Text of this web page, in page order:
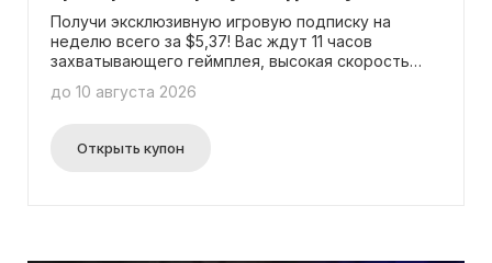
Получи эксклюзивную игровую подписку на
неделю всего за $5,37! Вас ждут 11 часов
захватывающего геймплея, высокая скорость
также доступ к играм из самых разнообразных
до 10 августа 2026
Открыть купон